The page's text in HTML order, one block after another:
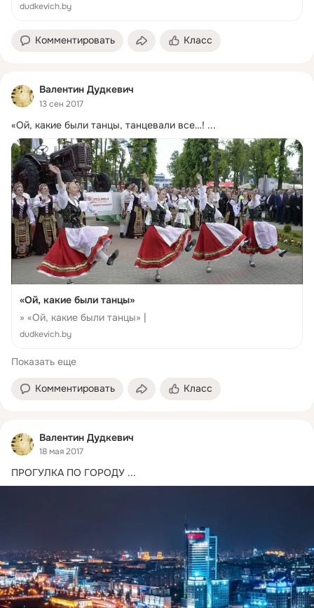
dudkevich.by
Комментировать Класс
Валентин Дудкевич
13 сен 2017
«Ой, какие были танцы, танцевали все…! ...
«Ой, какие были танцы»
» «Ой, какие были танцы» |
dudkevich.by
Показать еще
Комментировать Класс
Валентин Дудкевич
18 мая 2017
ПРОГУЛКА ПО ГОРОДУ ...